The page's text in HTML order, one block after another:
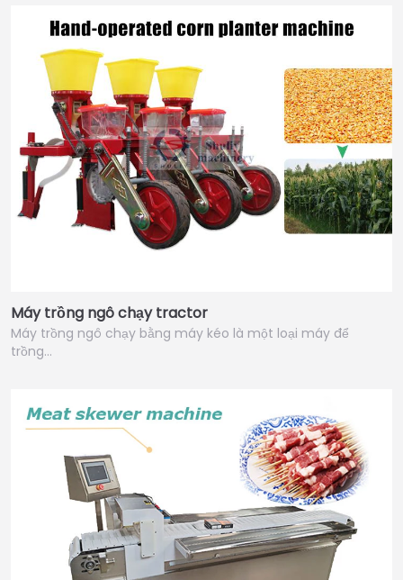
Máy trồng ngô chạy tractor
Máy trồng ngô chạy bằng máy kéo là một loại máy để
trồng…